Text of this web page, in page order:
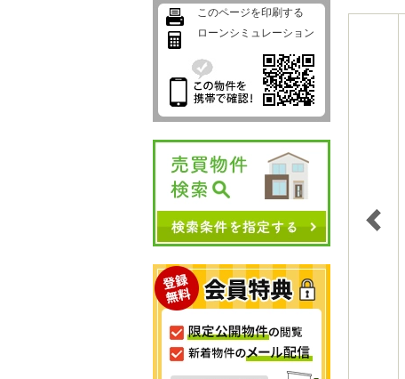
このページを印刷する
ローンシミュレーション